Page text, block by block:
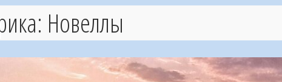
Новеллы